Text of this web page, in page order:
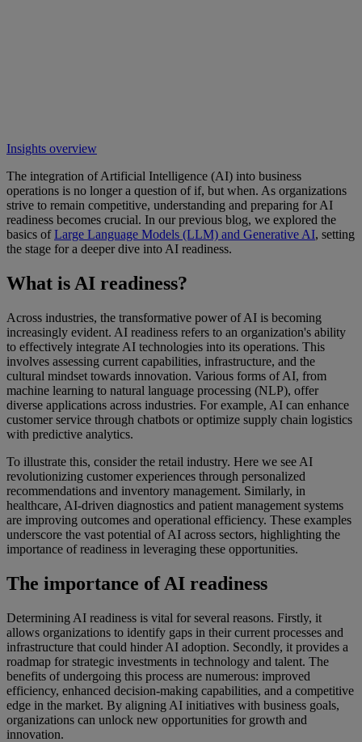
Insights overview
The integration of Artificial Intelligence (AI) into business
operations is no longer a question of if, but when. As organizations
strive to remain competitive, understanding and preparing for AI
readiness becomes crucial. In our previous blog, we explored the
basics ofLarge Language Models (LLM) and Generative AI, setting
the stage for a deeper dive into AI readiness.
What is AI readiness?
Across industries, the transformative power of AI is becoming
increasingly evident. AI readiness refers to an organization's ability
to effectively integrate AI technologies into its operations. This
involves assessing current capabilities, infrastructure, and the
cultural mindset towards innovation. Various forms of AI, from
machine learning to natural language processing (NLP), offer
diverse applications across industries. For example, AI can enhance
customer service through chatbots or optimize supply chain logistics
with predictive analytics.
To illustrate this, consider the retail industry. Here we see AI
revolutionizing customer experiences through personalized
recommendations and inventory management. Similarly, in
healthcare, AI-driven diagnostics and patient management systems
are improving outcomes and operational efficiency. These examples
underscore the vast potential of AI across sectors, highlighting the
importance of readiness in leveraging these opportunities.
The importance of AI readiness
Determining AI readiness is vital for several reasons. Firstly, it
allows organizations to identify gaps in their current processes and
infrastructure that could hinder AI adoption. Secondly, it provides a
roadmap for strategic investments in technology and talent. The
benefits of undergoing this process are numerous: improved
efficiency, enhanced decision-making capabilities, and a competitive
edge in the market. By aligning AI initiatives with business goals,
organizations can unlock new opportunities for growth and
innovation.